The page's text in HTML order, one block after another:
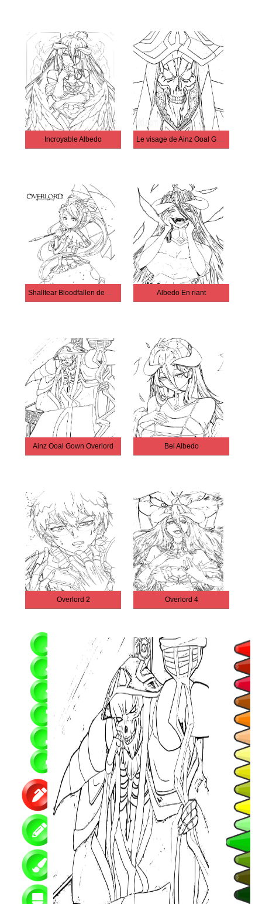
Incroyable Albedo Le visage de Ainz Ooal Gown
Shalltear Bloodfallen de Overlord Albedo En riant
Ainz Ooal Gown Overlord Bel Albedo
Overlord 2 Overlord 4